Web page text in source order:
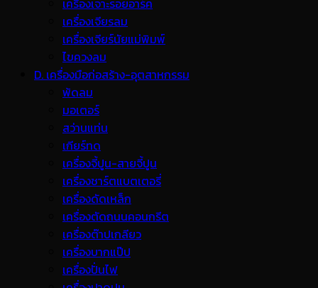
เครื่องเจาะรอยอาร์ค
เครื่องเจียรลม
เครื่องเจียร์นัยแม่พิมพ์
ไขควงลม
D. เครื่องมือก่อสร้าง-อุตสาหกรรม
พ้ดลม
มอเตอร์
สว่านแท่น
เกียร์ทด
เครื่องจี้ปูน-สายจี้ปูน
เครื่องชาร์ตแบตเตอรี่
เครื่องดัดเหล็ก
เครื่องตัดถนนคอนกรีต
เครื่องต๊าปเกลียว
เครื่องบากแป๊ป
เครื่องปั่นไฟ